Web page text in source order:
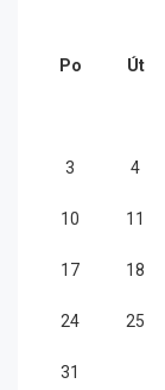
Po Út
3 4
10 11
17 18
24 25
31